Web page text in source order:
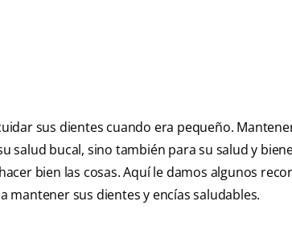
sus dientes cuando era pequeño.
salud bucal, sino también para su salud y
bien las cosas. Aquí le damos algunos
mantener sus dientes y encías saludables.